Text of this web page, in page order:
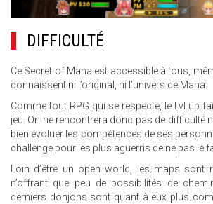
DIFFICULTÉ
Ce Secret of Mana est accessible à tous,
connaissent ni l’original, ni l’univers de Mana.
Comme tout RPG qui se respecte, le Lvl up
jeu. On ne rencontrera donc pas de difficulté
bien évoluer les compétences de ses
challenge pour les plus aguerris de ne pas le
Loin d’être un open world, les maps sont
n’offrant que peu de possibilités de
derniers donjons sont quant à eux plus